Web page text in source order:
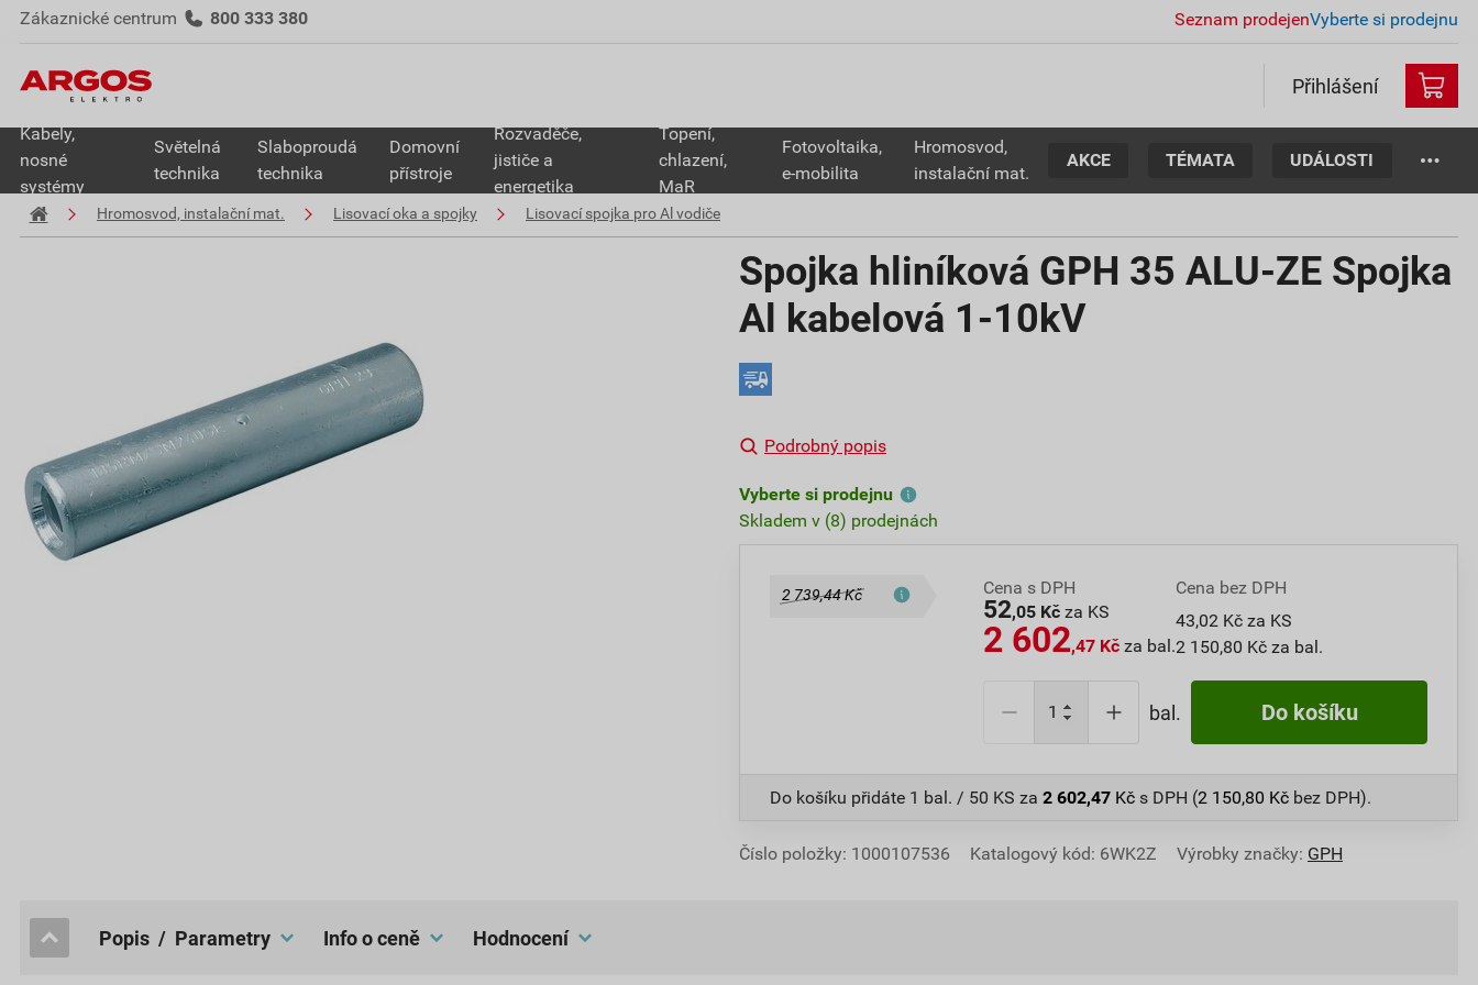
Zákaznické centrum 800 333 380 Seznam prodejenVyberte si prodejnu
Přihlášení
Kabely,
nosné
systémy
Světelná
technika
Slaboproudá
technika
Domovní
přístroje
Rozvaděče,
jističe a
energetika
Topení,
chlazení,
MaR
Fotovoltaika,
e-mobilita
Hromosvod,
instalační mat.
AKCE TÉMATA UDÁLOSTI
Hromosvod, instalační mat. Lisovací oka a spojky Lisovací spojka pro Al vodiče
Spojka hliníková GPH 35 ALU-ZE Spojka
Al kabelová 1-10kV
Podrobný popis
Vyberte si prodejnu
Skladem v (8) prodejnách
2 739,44 Kč Cena s DPH
52,05 Kč za KS
2 602,47 Kč za bal.
Cena bez DPH
43,02 Kč za KS
2 150,80 Kč za bal.
bal. Do košíku
Do košíku přidáte 1 bal. / 50 KS za 2 602,47 Kč s DPH (2 150,80 Kč bez DPH).
Číslo položky: 1000107536 Katalogový kód: 6WK2Z Výrobky značky: GPH
popis / Parametry Info o ceně hodnocení